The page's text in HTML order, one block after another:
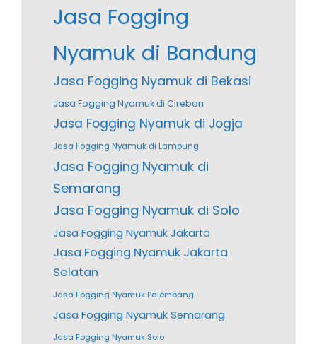
Jasa Fogging
Nyamuk di Bandung
Jasa Fogging Nyamuk di Bekasi
Jasa Fogging Nyamuk di Cirebon
Jasa Fogging Nyamuk di Jogja
Jasa Fogging Nyamuk di Lampung
Jasa Fogging Nyamuk di
Semarang
Jasa Fogging Nyamuk di Solo
Jasa Fogging Nyamuk Jakarta
Jasa Fogging Nyamuk Jakarta
Selatan
Jasa Fogging Nyamuk Palembang
Jasa Fogging Nyamuk Semarang
Jasa Fogging Nyamuk Solo